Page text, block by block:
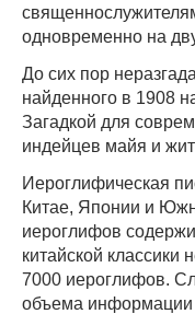
одновременно на
До сих пор
найденного в 1908
Загадкой для
индейцев майя и
Иероглифическая
Китае, Японии и
иероглифов
китайской
7000 иероглифов.
объема информации